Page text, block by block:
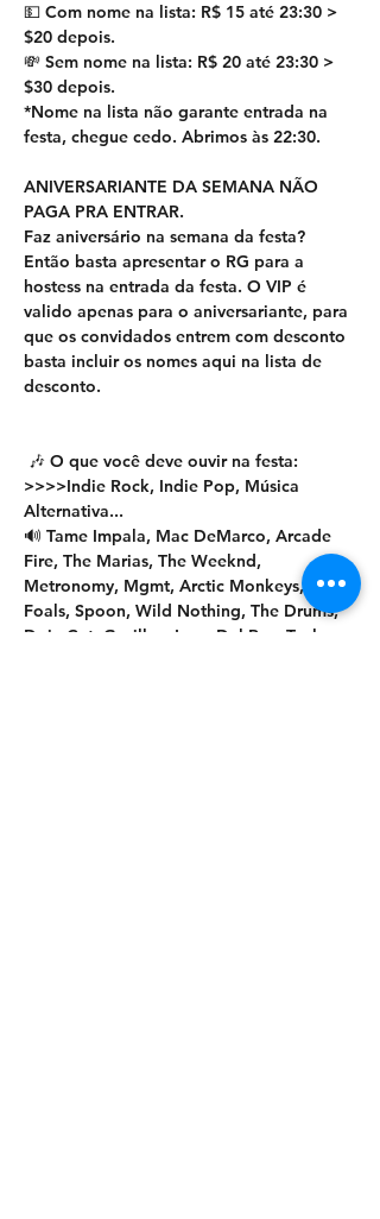
💵 Com nome na lista: R$ 15 até 23:30 >
$20 depois.
💸 Sem nome na lista: R$ 20 até 23:30 >
$30 depois.
*Nome na lista não garante entrada na
festa, chegue cedo. Abrimos às 22:30.
ANIVERSARIANTE DA SEMANA NÃO
PAGA PRA ENTRAR.
Faz aniversário na semana da festa?
Então basta apresentar o RG para a
hostess na entrada da festa. O VIP é
valido apenas para o aniversariante, para
que os convidados entrem com desconto
basta incluir os nomes aqui na lista de
desconto.
🎶 O que você deve ouvir na festa:
>>>>Indie Rock, Indie Pop, Música
Alternativa...
🔊 Tame Impala, Mac DeMarco, Arcade
Fire, The Marias, The Weeknd,
Metronomy, Mgmt, Arctic Monkeys,
Foals, Spoon, Wild Nothing, The Drums,
Doja Cat, Gorillaz, Lana Del Rey, Taylor